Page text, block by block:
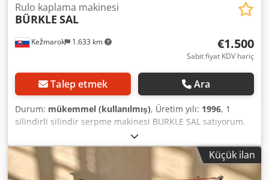
Kežmarok 1.633 km
Rulo kaplama makinesi
BÜRKLE SAL
€1.500
Sabit fiyat KDV hariç
Talep etmek Ara
Durum: mükemmel (kullanılmış), Üretim yılı: 1996, 1
silindirli silindir serpme makinesi BURKLE SAL satıyorum.
Dkedpfxjt S Eb Uo Al Ter Çalışma genişliği 1300mm Çok iyi
durumda. Tamamen çalışır durumda. Hemen kullanılabilir.
Küçük ilan